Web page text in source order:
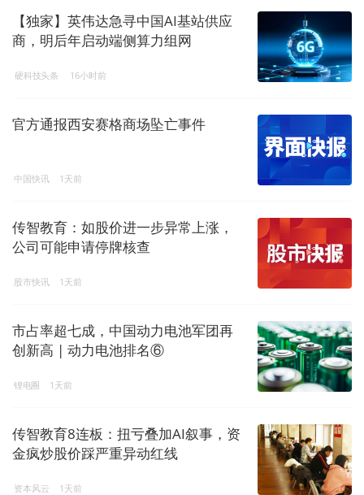
【独家】英伟达急寻中国AI基站供应
商，明后年启动端侧算力组网
硬科技头条 16小时前
官方通报西安赛格商场坠亡事件
中国快讯 1天前
传智教育：如股价进一步异常上涨，
公司可能申请停牌核查
股市快讯 1天前
市占率超七成，中国动力电池军团再
创新高 | 动力电池排名⑥
锂电圈 1天前
传智教育8连板：扭亏叠加AI叙事，资
金疯炒股价踩严重异动红线
资本风云 1天前